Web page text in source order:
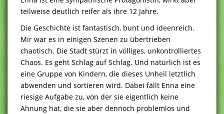
teilweise deutlich reifer als ihre 12 Jahre.
Die Geschichte ist fantastisch, bunt und ideenreich.
Mir war es in einigen Szenen zu übertrieben
chaotisch. Die Stadt stürzt in völliges, unkontrolliertes
Chaos. Es geht Schlag auf Schlag. Und natürlich ist es
eine Gruppe von Kindern, die dieses Unheil letztlich
abwenden und sortieren wird. Dabei fällt Enna eine
riesige Aufgabe zu, von der sie eigentlich keine
Ahnung hat, die sie aber dennoch problemlos und